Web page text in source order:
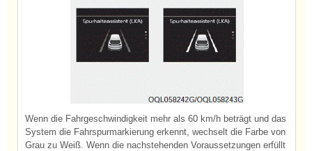
Wenn die Fahrgeschwindigkeit mehr als 60 km/h beträgt und das
System die Fahrspurmarkierung erkennt, wechselt die Farbe von
Grau zu Weiß. Wenn die nachstehenden Voraussetzungen erfüllt